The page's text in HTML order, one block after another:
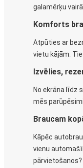
galamērķu
Komforts
Atpūties ar
vietu kājām.
Izvēlies,
No ekrāna līdz
mēs
Braucam
Kāpēc
vienu
pārvietošanos?